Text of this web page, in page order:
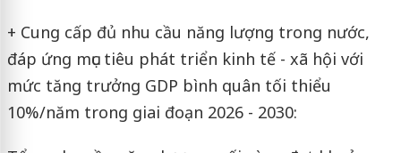
+ Cung cấp đủ nhu cầu năng lượng trong nước,
đáp ứng mục tiêu phát triển kinh tế - xã hội với
mức tăng trưởng GDP bình quân tối thiểu
10%/năm trong giai đoạn 2026 - 2030: